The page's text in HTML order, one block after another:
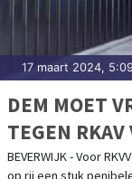
17 maart 2024,
DEM MOET
TEGEN RKAV
BEVERWIJK - Voor
op rij een stuk